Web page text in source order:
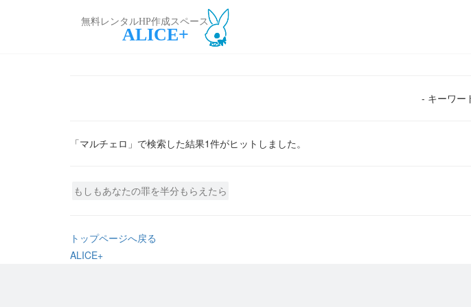
無料レンタルHP作成スペース
ALICE+
- キーワー
「マルチェロ」で検索した結果1件がヒットしました。
もしもあなたの罪を半分もらえたら
トップページへ戻る
ALICE+